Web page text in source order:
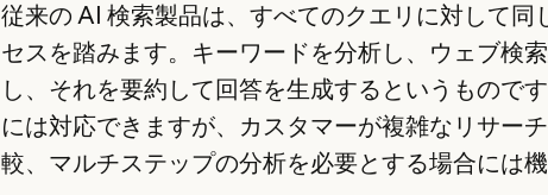
従来の AI 検索製品は、すべてのクエリに対して同
セスを踏みます。キーワードを分析し、ウェブ検
し、それを要約して回答を生成するというもので
には対応できますが、カスタマーが複雑なリサー
較、マルチステップの分析を必要とする場合には機